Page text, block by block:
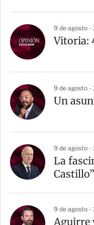
9 de agosto -
Vitoria:
9 de agosto -
Un
9 de agosto -
La
Castillo”
9 de agosto -
Aguirre